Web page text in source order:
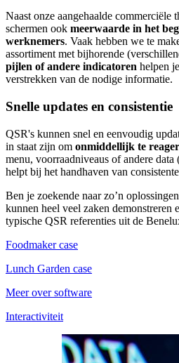
Naast onze aangehaalde commerciële
schermen ook meerwaarde in het
werknemers. Vaak hebben we te
assortiment met bijhorende
pijlen of andere indicatoren helpen
verstrekken van de nodige informatie.
Snelle updates en consistentie
QSR's kunnen snel en eenvoudig
in staat zijn om onmiddellijk te
menu, voorraadniveaus of andere
helpt bij het handhaven van
Ben je zoekende naar zo’n
kunnen heel veel zaken demonstreren
typische QSR referenties uit de
Foodmaker case
Lunch Garden case
Meer over software
Interactiviteit